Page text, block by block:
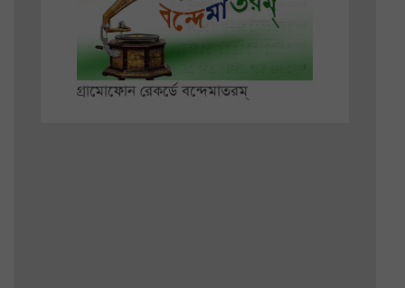
গ্রামোফোন রেকর্ডে বন্দেমাতরম্